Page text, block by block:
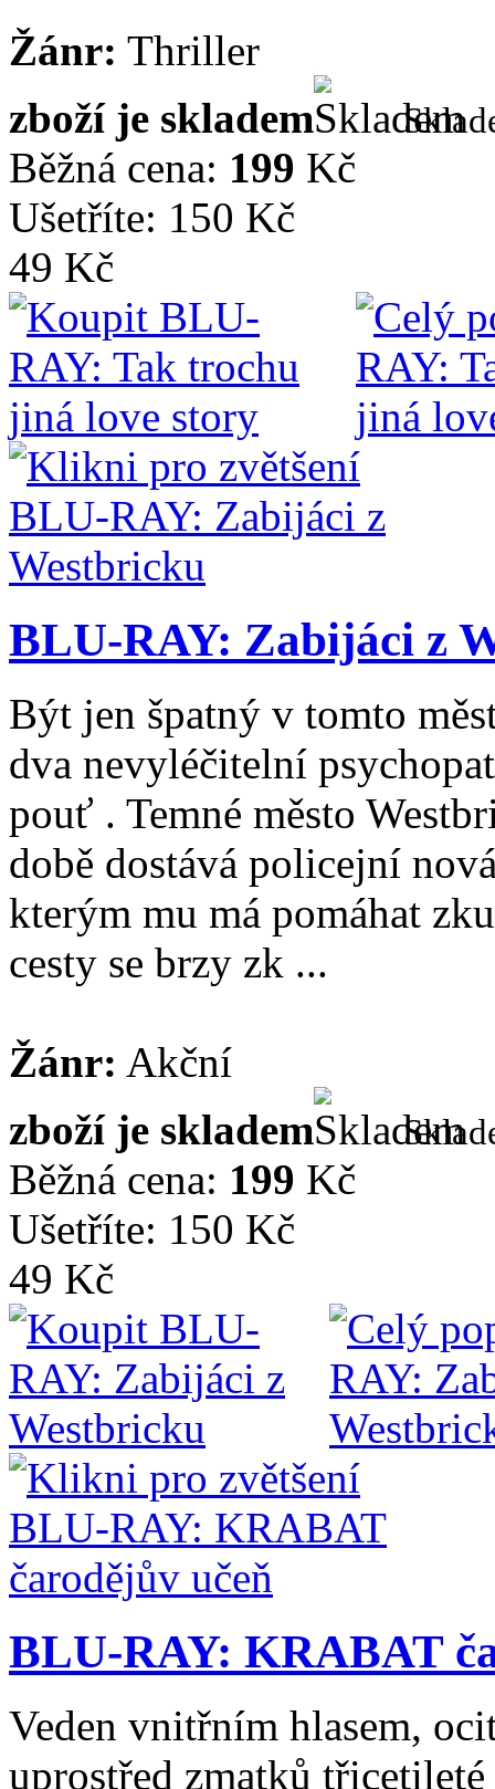
Žánr: Thriller
zboží je skladem
Běžná cena: 199 Kč
Ušetříte: 150 Kč
49 Kč
BLU-RAY: Zabijáci z
Být jen špatný v tomto
dva nevyléčitelní
pouť . Temné město
době dostává policejní
kterým mu má pomáhat
cesty se brzy zk ...
Žánr: Akční
zboží je skladem
Běžná cena: 199 Kč
Ušetříte: 150 Kč
49 Kč
BLU-RAY: KRABAT
Veden vnitřním hlasem,
uprostřed zmatků